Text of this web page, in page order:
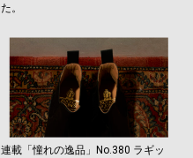
た。
連載「憧れの逸品」No.380 ラギッ